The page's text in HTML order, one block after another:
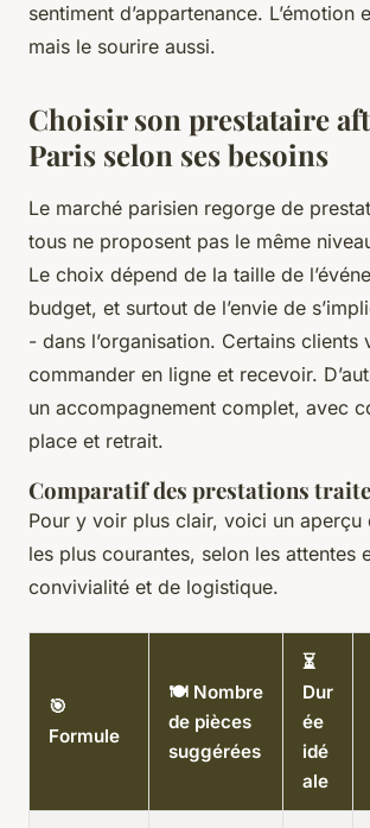
sentiment d’appartenance. L’émotion
mais le sourire aussi.
Choisir son prestataire
Paris selon ses besoins
Le marché parisien regorge de
tous ne proposent pas le même
Le choix dépend de la taille de
budget, et surtout de l’envie de
- dans l’organisation. Certains clients
commander en ligne et recevoir.
un accompagnement complet, avec
place et retrait.
Comparatif des prestations
Pour y voir plus clair, voici un aperçu
les plus courantes, selon les attentes
convivialité et de logistique.
🎯
Formule
🍽️ Nombre
de pièces
suggérées
⏳
Dur
ée
idé
ale